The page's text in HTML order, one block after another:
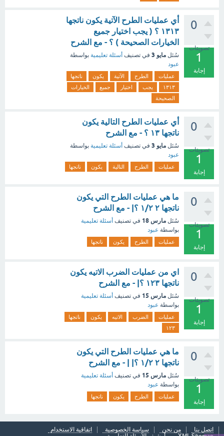
0
تصويتات
1
إجابة
أي عمليات الطرح الآتية يكون ناتجها
١٣١٣ ؟ ( يجب اختيار جميع
الخيارات الصحيحة ) ؟ - مع الشرح
سُئل مايو 3 في تصنيف أسئلة تعليمية بواسطة
عبود
عمليات الطرح الآتية يكون
ناتجها
١٣١٣
يجب اختيار جميع
الخيارات
الصحيحة
0
تصويتات
1
إجابة
أي عمليات الطرح التالية يكون
ناتجها ١٣ ؟ - مع الشرح
سُئل مايو 3 في تصنيف أسئلة تعليمية بواسطة
عبود
عمليات الطرح التالية يكون ناتجها
0
تصويتات
1
إجابة
ما هي عمليات الطرح التي يكون
ناتجها ٢ ١/٢ ؟| - مع الشرح
سُئل مارس 18 في تصنيف أسئلة تعليمية
بواسطة عبود
عمليات الطرح يكون ناتجها
0
تصويتات
1
إجابة
اي من عمليات الضرب الاتيه يكون
ناتجها ١٢٣ ؟| - مع الشرح
سُئل مارس 15 في تصنيف أسئلة تعليمية
بواسطة عبود
عمليات الضرب الاتيه يكون
ناتجها
١٢٣
0
تصويتات
1
إجابة
ما هي عمليات الطرح التي يكون
ناتجها ٢ ١/٢ ؟| | - مع الشرح
سُئل مارس 15 في تصنيف أسئلة تعليمية
بواسطة عبود
عمليات الطرح يكون ناتجها
اتصل بنا من نحن سياسة الخصوصية
اتفاقية الاستخدام